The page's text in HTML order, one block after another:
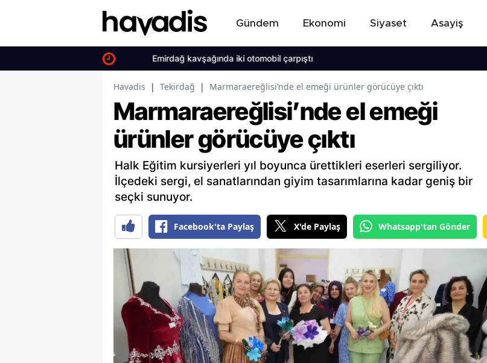
Gündem Ekonomi Siyaset Asayiş
Emirdağ kavşağında iki otomobil çarpıştı
Havadis | Tekirdağ | Marmaraereğlisi’nde el emeği ürünler görücüye çıktı
Marmaraereğlisi’nde el emeği
ürünler görücüye çıktı
Halk Eğitim kursiyerleri yıl boyunca ürettikleri eserleri sergiliyor.
İlçedeki sergi, el sanatlarından giyim tasarımlarına kadar geniş bir
seçki sunuyor.
Facebook'ta Paylaş X'de Paylaş Whatsapp'tan Gönder